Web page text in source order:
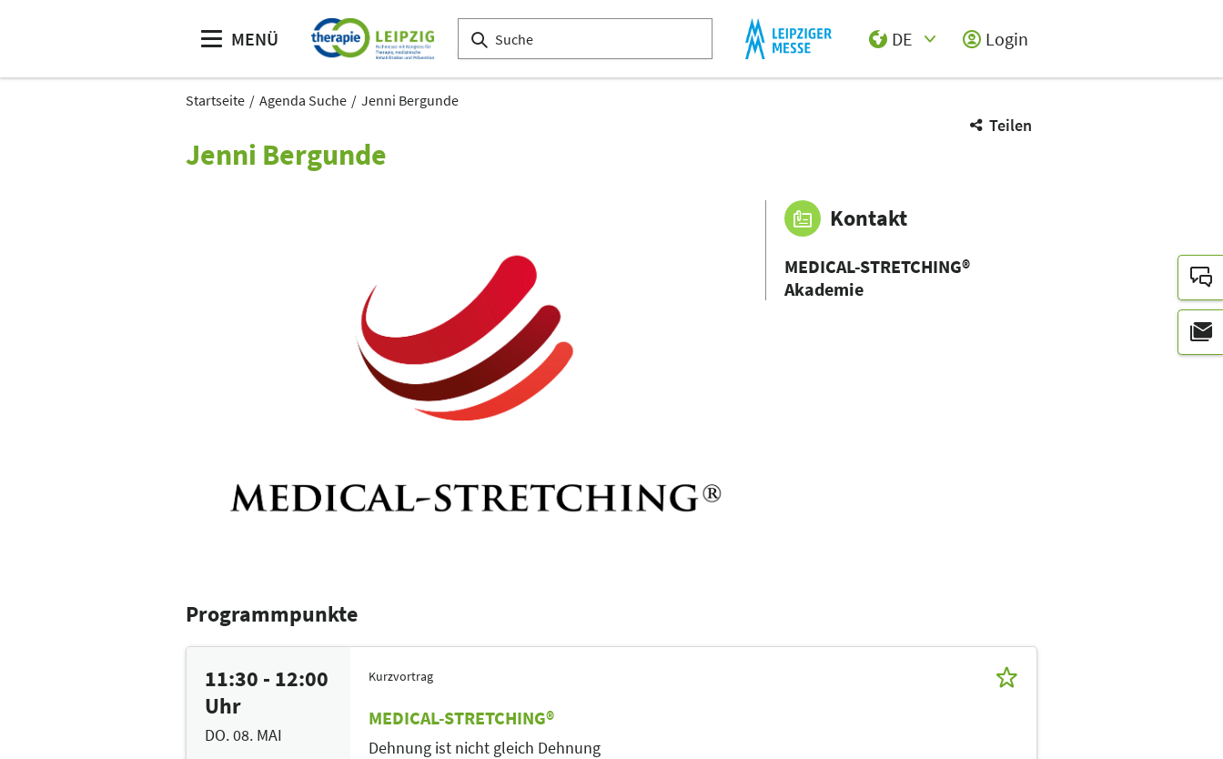
MENÜ
DE
Login
Startseite Agenda Suche Jenni Bergunde
Teilen
Jenni Bergunde
Kontakt
MEDICAL-STRETCHING®
Akademie
Programmpunkte
11:30 - 12:00
Uhr
DO. 08. MAI
Kurzvortrag
MEDICAL-STRETCHING®
Dehnung ist nicht gleich Dehnung